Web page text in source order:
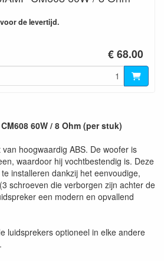
de levertijd.
€ 68.00
60W / 8 Ohm (per stuk)
hoogwaardig ABS. De woofer is
waardoor hij vochtbestendig is. Deze
installeren dankzij het eenvoudige,
schroeven die verborgen zijn achter de
een modern en opvallend
luidsprekers optioneel in elke andere